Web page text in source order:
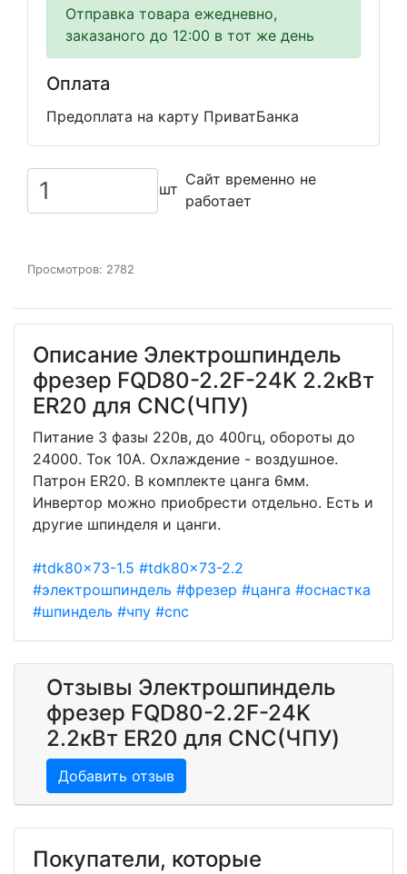
Отправка товара ежедневно,
заказаного до 12:00 в тот же день
Оплата
Предоплата на карту ПриватБанка
шт
Сайт временно не
работает
Просмотров: 2782
Описание Электрошпиндель
фрезер FQD80-2.2F-24K 2.2кВт
ER20 для CNC(ЧПУ)
Питание 3 фазы 220в, до 400гц, обороты до
24000. Ток 10А. Охлаждение - воздушное.
Патрон ER20. В комплекте цанга 6мм.
Инвертор можно приобрести отдельно. Есть и
другие шпинделя и цанги.
#tdk80x73-1.5 #tdk80x73-2.2
#электрошпиндель #фрезер #цанга #оснастка
#шпиндель #чпу #cnc
Отзывы Электрошпиндель
фрезер FQD80-2.2F-24K
2.2кВт ER20 для CNC(ЧПУ)
Добавить отзыв
Покупатели, которые